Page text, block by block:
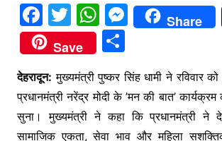
F
a
c
e
b
o
T
w
itt
er
W
h
at
s
A
p
M
e
s
e
n
Share
Save
S
ar
e
देहरादून: मुख्यमंत्री पुष्कर सिंह धामी ने रविवार
प्रधानमंत्री नरेंद्र मोदी के ’मन की बात’
सुना। मुख्यमंत्री ने कहा कि प्रधानमंत्री ने
सामाजिक एकता, सेवा भाव और महिला